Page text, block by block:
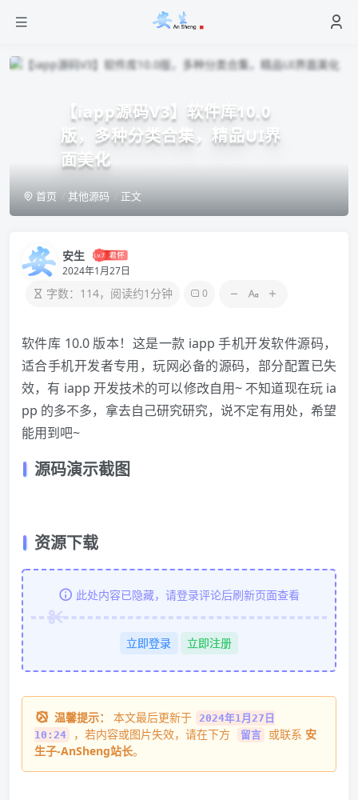
【iapp源码V3】软件库10.0
版，多种分类合集，精品UI界
面美化
首页 其他源码 正文
安生
2024年1月27日
字数：114，阅读约1分钟 0
软件库 10.0 版本！这是一款 iapp 手机开发软件源码，
适合手机开发者专用，玩网必备的源码，部分配置已失
效，有 iapp 开发技术的可以修改自用~ 不知道现在玩 ia
pp 的多不多，拿去自己研究研究，说不定有用处，希望
能用到吧~
源码演示截图
资源下载
此处内容已隐藏，请登录评论后刷新页面查看
立即登录 立即注册
温馨提示： 本文最后更新于
2024年1月27日
10:24
，若内容或图片失效，请在下方 留言 或联系 安
生子-AnSheng站长。